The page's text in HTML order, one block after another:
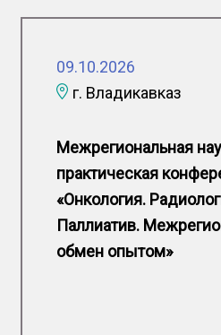
09.10.2026
г. Владикавказ
Межрегиональная
практическая
«Онкология.
Паллиатив.
обмен опытом»